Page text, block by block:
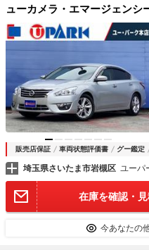
ューカメラ・エマージェンシ
グ・ＨＩＤライト・パワーシ
ズコントロール・ＬＤＷ・Ｂ
販売店保証 車両状態評価書 グー鑑定
埼玉県さいたま市岩槻区 ユー
在庫を確認・
今あなたの